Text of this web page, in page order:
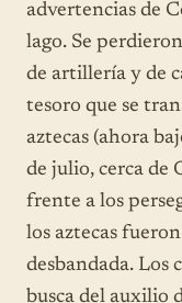
advertencias de
lago. Se
de artillería y de
tesoro que se
aztecas (ahora
de julio, cerca de
frente a los
los aztecas
desbandada. Los
busca del auxilio